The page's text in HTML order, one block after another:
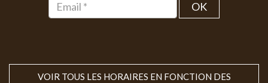
OK
VOIR TOUS LES HORAIRES EN FONCTION DES